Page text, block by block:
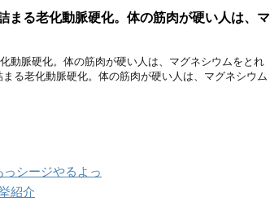
まる老化動脈硬化。体の筋肉が硬い人は、マ
動脈硬化。体の筋肉が硬い人は、マグネシウムをとれ
る老化動脈硬化。体の筋肉が硬い人は、マグネシウム
っシージやるよっ
紹介